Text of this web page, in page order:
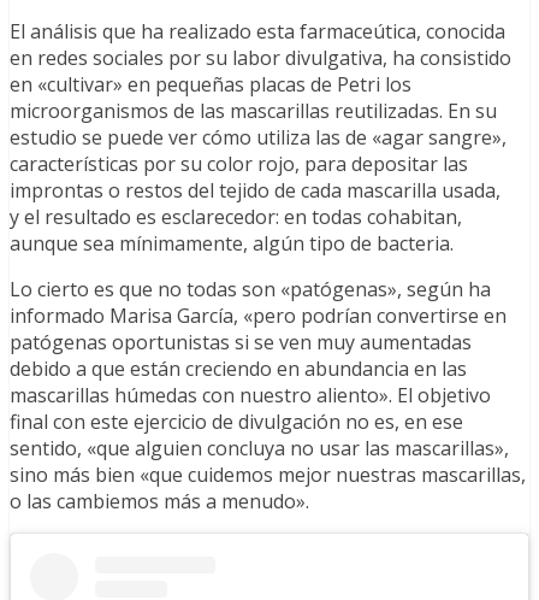
El análisis que ha realizado esta farmaceútica, conocida
en redes sociales por su labor divulgativa, ha consistido
en «cultivar» en pequeñas placas de Petri los
microorganismos de las mascarillas reutilizadas. En su
estudio se puede ver cómo utiliza las de «agar sangre»,
características por su color rojo, para depositar las
improntas o restos del tejido de cada mascarilla usada,
y el resultado es esclarecedor: en todas cohabitan,
aunque sea mínimamente, algún tipo de bacteria.
Lo cierto es que no todas son «patógenas», según ha
informado Marisa García, «pero podrían convertirse en
patógenas oportunistas si se ven muy aumentadas
debido a que están creciendo en abundancia en las
mascarillas húmedas con nuestro aliento». El objetivo
final con este ejercicio de divulgación no es, en ese
sentido, «que alguien concluya no usar las mascarillas»,
sino más bien «que cuidemos mejor nuestras mascarillas,
o las cambiemos más a menudo».